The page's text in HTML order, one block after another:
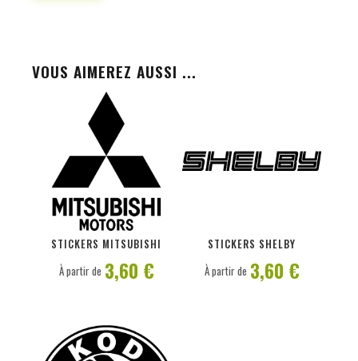
VOUS AIMEREZ AUSSI ...
STICKERS MITSUBISHI
PERSONNALISER
À partir de 3,60 €
STICKERS SHELBY
À partir de 3,60 €